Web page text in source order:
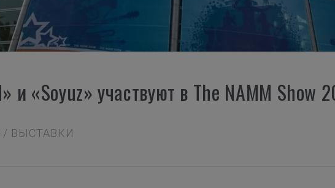
и «Soyuz» участвуют в The NAMM Show
/ ВЫСТАВКИ